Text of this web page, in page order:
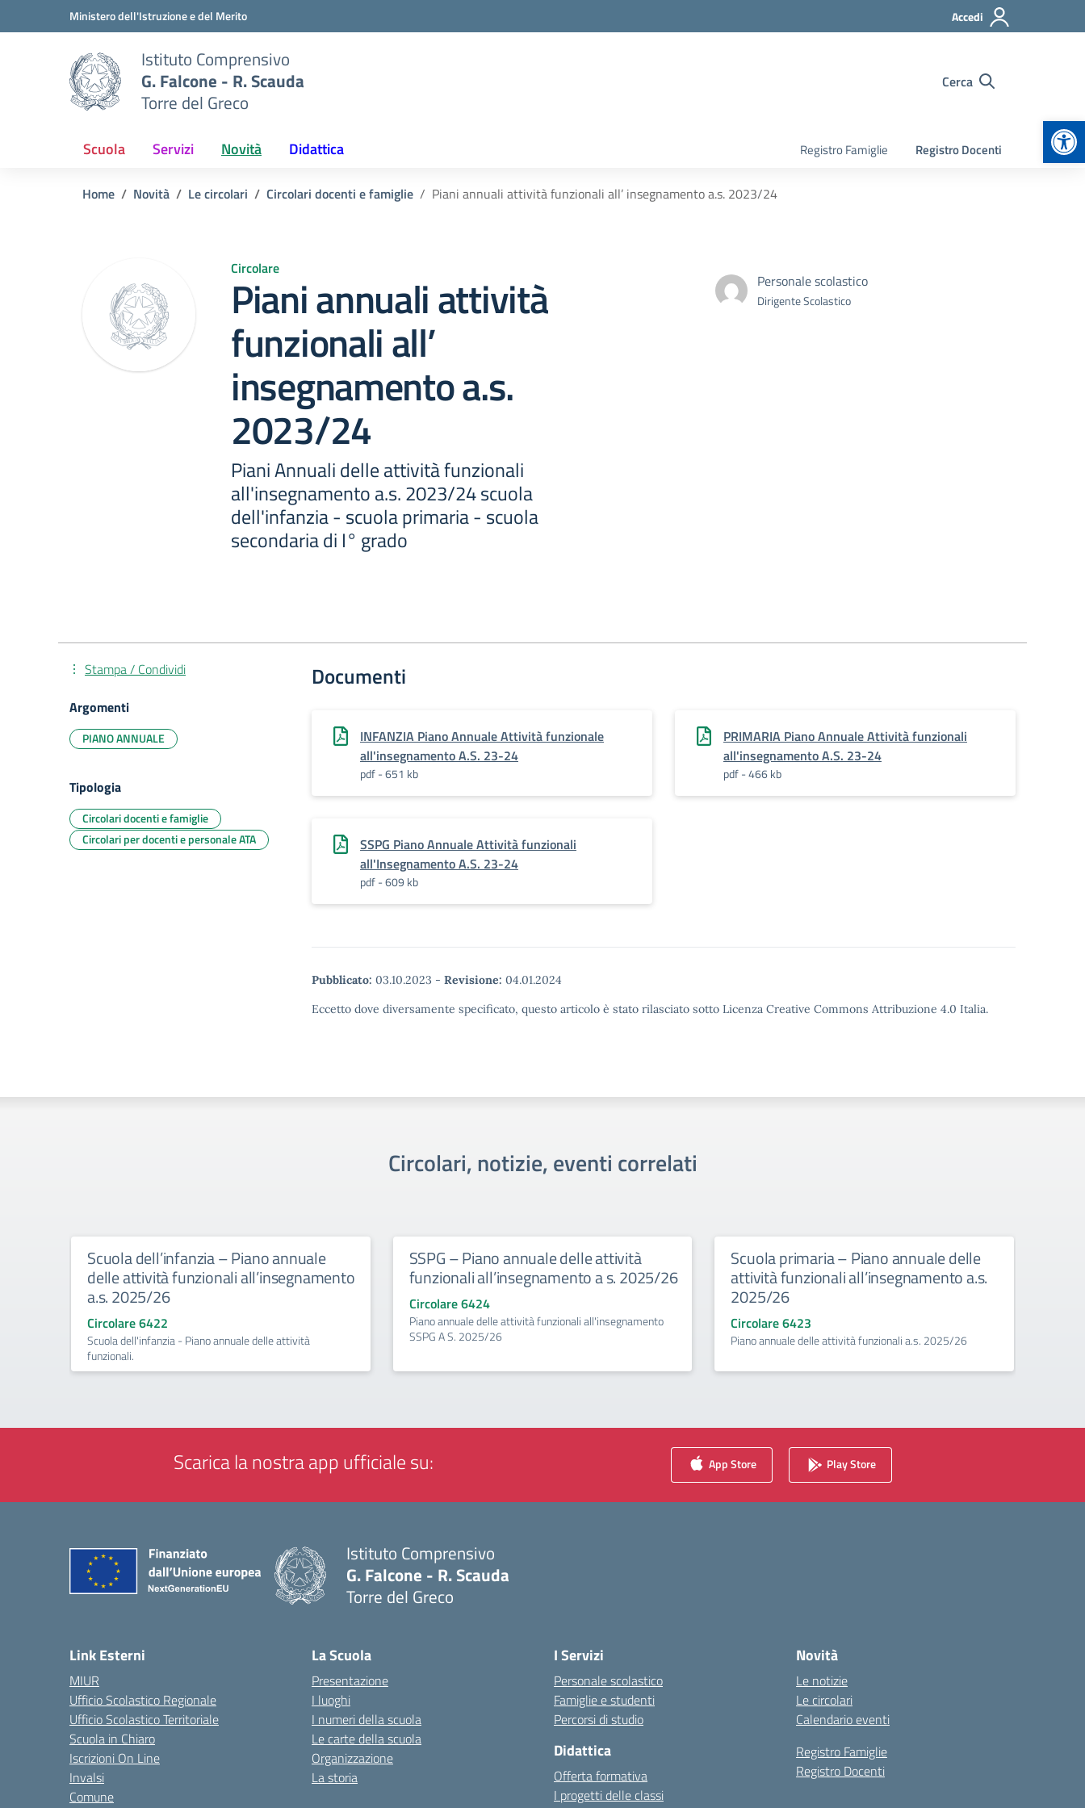
Vai ai contenuti
Vai al menu di navigazioneMinistero dell'Istruzione e del Merito Accedi
Istituto Comprensivo
G. Falcone - R. Scauda
Torre del Greco
Cerca
Scuola Servizi Novità Didattica Registro Famiglie Registro Docenti
Home Novità Le circolari Circolari docenti e famiglie Piani annuali attività funzionali all’ insegnamento a.s. 2023/24
Circolare
Piani annuali attività
funzionali all’
insegnamento a.s.
2023/24
Piani Annuali delle attività funzionali
all'insegnamento a.s. 2023/24 scuola
dell'infanzia - scuola primaria - scuola
secondaria di I° grado
Personale scolastico
Dirigente Scolastico
Documenti
INFANZIA Piano Annuale Attività funzionale
all'insegnamento A.S. 23-24
pdf - 651 kb
PRIMARIA Piano Annuale Attività funzionali
all'insegnamento A.S. 23-24
pdf - 466 kb
SSPG Piano Annuale Attività funzionali
all'Insegnamento A.S. 23-24
pdf - 609 kb
Pubblicato: 03.10.2023 - Revisione: 04.01.2024
Eccetto dove diversamente specificato, questo articolo è stato rilasciato sotto Licenza Creative Commons Attribuzione 4.0 Italia.
Stampa / Condividi
Argomenti
PIANO ANNUALE
Tipologia
Circolari docenti e famiglie
Circolari per docenti e personale ATA
Circolari, notizie, eventi correlati
Scuola dell’infanzia – Piano annuale
delle attività funzionali all’insegnamento
a.s. 2025/26
Circolare 6422
Scuola dell'infanzia - Piano annuale delle attività
funzionali.
SSPG – Piano annuale delle attività
funzionali all’insegnamento a s. 2025/26
Circolare 6424
Piano annuale delle attività funzionali all'insegnamento
SSPG A S. 2025/26
Scuola primaria – Piano annuale delle
attività funzionali all’insegnamento a.s.
2025/26
Circolare 6423
Piano annuale delle attività funzionali a.s. 2025/26
Scarica la nostra app ufficiale su: App Store Play Store
Istituto Comprensivo
G. Falcone - R. Scauda
Torre del Greco
Link Esterni
MIUR
Ufficio Scolastico Regionale
Ufficio Scolastico Territoriale
Scuola in Chiaro
Iscrizioni On Line
Invalsi
Comune
La Scuola
Presentazione
I luoghi
I numeri della scuola
Le carte della scuola
Organizzazione
La storia
I Servizi
Personale scolastico
Famiglie e studenti
Percorsi di studio
Didattica
Offerta formativa
I progetti delle classi
Novità
Le notizie
Le circolari
Calendario eventi
Registro Famiglie
Registro Docenti